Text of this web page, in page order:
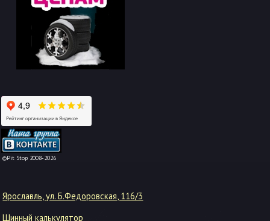
©Pit Stop 2008-2026
-->
Ярославль, ул. Б.Федоровская, 116/3
Шинный калькулятор